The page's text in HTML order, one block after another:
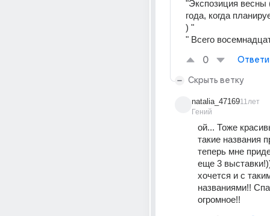
"Экспозиция весны
года, когда
) "
" Всего
0
Скрыть ветку
natalia_47169
Гений
11лет
ой... Тоже
такие названия
теперь мне
еще 3
хочется и с
названиями!!
огромное!!